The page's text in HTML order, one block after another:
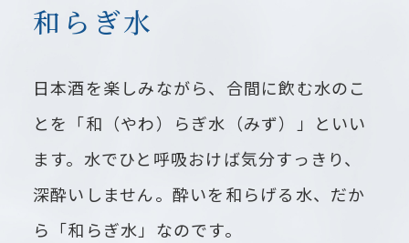
和らぎ水
日本酒を楽しみながら、合間に飲む水のこ
とを「和（やわ）らぎ水（みず）」といい
ます。水でひと呼吸おけば気分すっきり、
深酔いしません。酔いを和らげる水、だか
ら「和らぎ水」なのです。